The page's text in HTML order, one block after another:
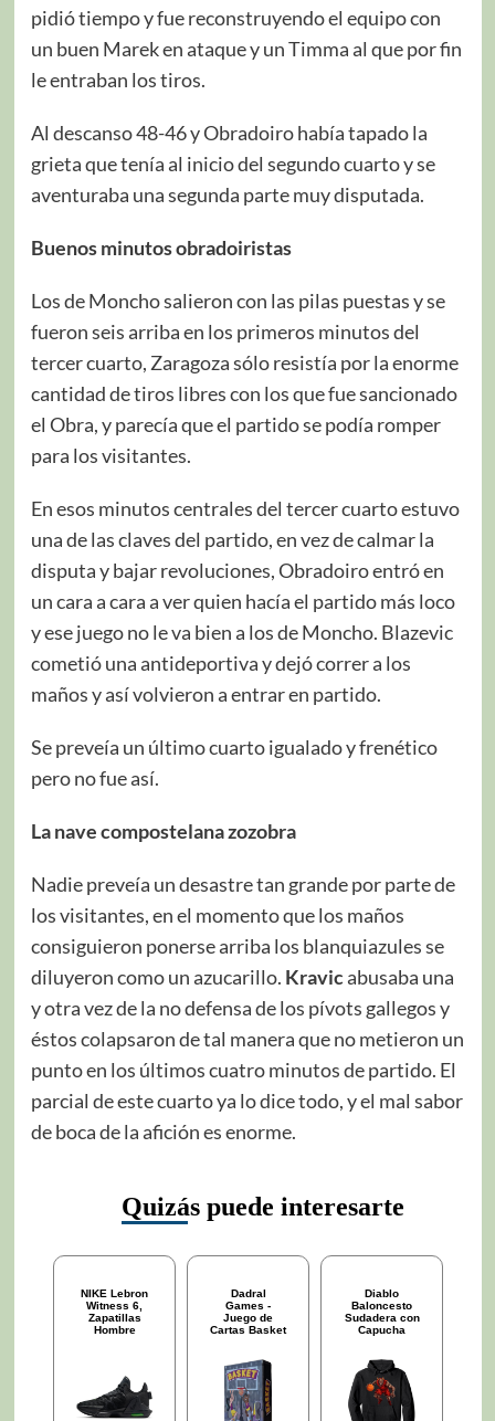
pidió tiempo y fue reconstruyendo el equipo con
un buen Marek en ataque y un Timma al que por fin
le entraban los tiros.
Al descanso 48-46 y Obradoiro había tapado la
grieta que tenía al inicio del segundo cuarto y se
aventuraba una segunda parte muy disputada.
Buenos minutos obradoiristas
Los de Moncho salieron con las pilas puestas y se
fueron seis arriba en los primeros minutos del
tercer cuarto, Zaragoza sólo resistía por la enorme
cantidad de tiros libres con los que fue sancionado
el Obra, y parecía que el partido se podía romper
para los visitantes.
En esos minutos centrales del tercer cuarto estuvo
una de las claves del partido, en vez de calmar la
disputa y bajar revoluciones, Obradoiro entró en
un cara a cara a ver quien hacía el partido más loco
y ese juego no le va bien a los de Moncho. Blazevic
cometió una antideportiva y dejó correr a los
maños y así volvieron a entrar en partido.
Se preveía un último cuarto igualado y frenético
pero no fue así.
La nave compostelana zozobra
Nadie preveía un desastre tan grande por parte de
los visitantes, en el momento que los maños
consiguieron ponerse arriba los blanquiazules se
diluyeron como un azucarillo. Kravicabusaba una
y otra vez de la no defensa de los pívots gallegos y
éstos colapsaron de tal manera que no metieron un
punto en los últimos cuatro minutos de partido. El
parcial de este cuarto ya lo dice todo, y el mal sabor
de boca de la afición es enorme.